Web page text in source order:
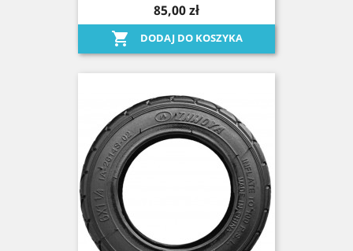
85,00 zł
 DODAJ DO KOSZYKA